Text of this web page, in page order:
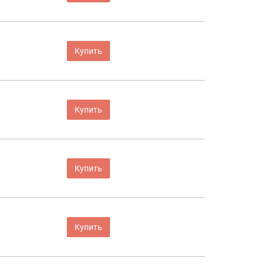
Купить
Купить
Купить
Купить